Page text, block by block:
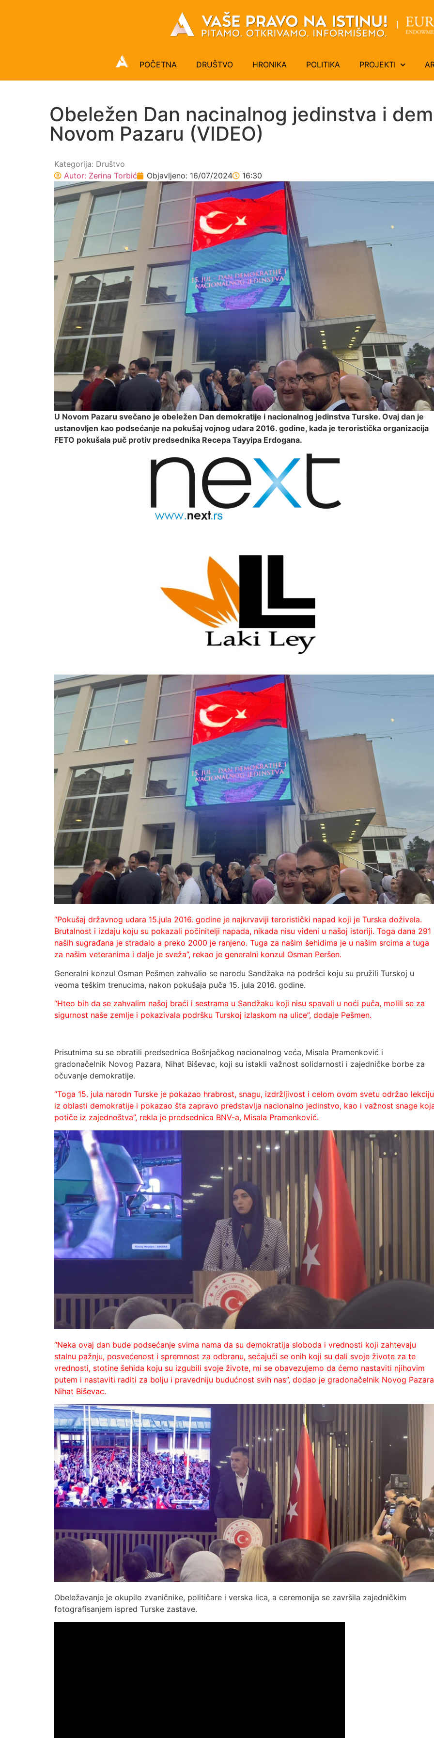
POČETNA DRUŠTVO HRONIKA POLITIKA PROJEKTI
Obeležen Dan nacinalnog jedinstva i
Novom Pazaru (VIDEO)
Kategorija: Društvo
Autor: Zerina Torbić Objavljeno: 16/07/2024 16:30
U Novom Pazaru svečano je obeležen Dan demokratije i nacionalnog jedinstva Turske. Ovaj dan je
ustanovljen kao podsećanje na pokušaj vojnog udara 2016. godine, kada je teroristička organizacija
FETO pokušala puč protiv predsednika Recepa Tayyipa Erdogana.
“Pokušaj državnog udara 15.jula 2016. godine je najkrvaviji teroristički napad koji je Turska doživela.
Brutalnost i izdaju koju su pokazali počinitelji napada, nikada nisu viđeni u našoj istoriji. Toga dana 291
naših sugrađana je stradalo a preko 2000 je ranjeno. Tuga za našim šehidima je u našim srcima a tuga
za našim veteranima i dalje je sveža”, rekao je generalni konzul Osman Peršen.
Generalni konzul Osman Pešmen zahvalio se narodu Sandžaka na podršci koju su pružili Turskoj u
veoma teškim trenucima, nakon pokušaja puča 15. jula 2016. godine.
“Hteo bih da se zahvalim našoj braći i sestrama u Sandžaku koji nisu spavali u noći puča, molili se za
sigurnost naše zemlje i pokazivala podršku Turskoj izlaskom na ulice”, dodaje Pešmen.
Prisutnima su se obratili predsednica Bošnjačkog nacionalnog veća, Misala Pramenković i
gradonačelnik Novog Pazara, Nihat Biševac, koji su istakli važnost solidarnosti i zajedničke borbe za
očuvanje demokratije.
“Toga 15. jula narodn Turske je pokazao hrabrost, snagu, izdržljivost i celom ovom svetu održao lekciju
iz oblasti demokratije i pokazao šta zapravo predstavlja nacionalno jedinstvo, kao i važnost snage
potiče iz zajednoštva”, rekla je predsednica BNV-a, Misala Pramenković.
“Neka ovaj dan bude podsećanje svima nama da su demokratija sloboda i vrednosti koji zahtevaju
stalnu pažnju, posvećenost i spremnost za odbranu, sećajući se onih koji su dali svoje živote za te
vrednosti, stotine šehida koju su izgubili svoje živote, mi se obavezujemo da ćemo nastaviti njihovim
putem i nastaviti raditi za bolju i pravedniju budućnost svih nas”, dodao je gradonačelnik Novog
Nihat Biševac.
Obeležavanje je okupilo zvaničnike, političare i verska lica, a ceremonija se završila zajedničkim
fotografisanjem ispred Turske zastave.